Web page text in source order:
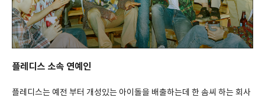
플레디스 소속 연예인
플레디스는 예전 부터 개성있는 아이돌을 배출하는데 한 솜씨 하는 회사